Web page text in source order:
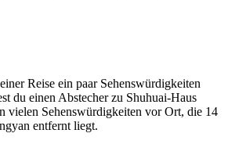
Reise ein paar Sehenswürdigkeiten
du einen Abstecher zu Shuhuai-Haus
vielen Sehenswürdigkeiten vor Ort, die 14
entfernt liegt.